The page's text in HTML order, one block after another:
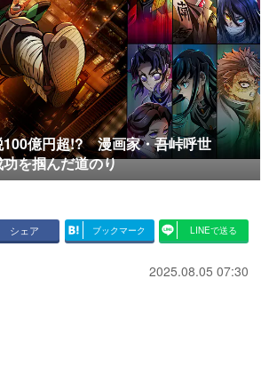
100億円超!? 漫画家・吾峠呼世
を掴んだ道のり
シェア ブックマーク LINEで送る
2025.08.05 07:30